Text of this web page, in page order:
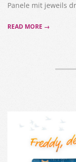
Panele mit jeweils
READ MORE →